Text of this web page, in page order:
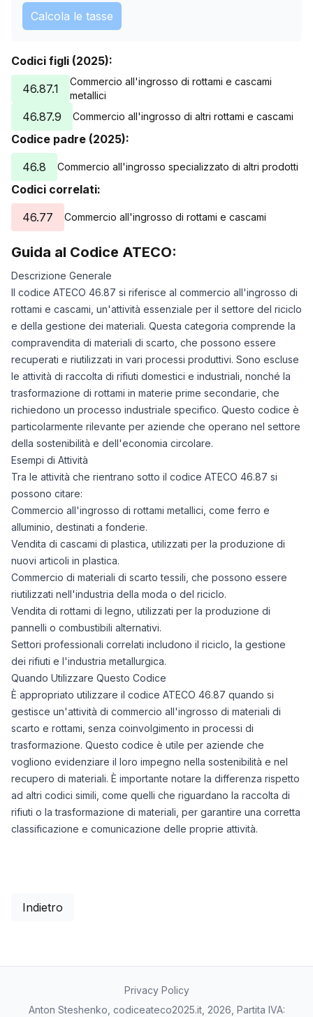
Calcola le tasse
Codici figli (2025):
46.87.1
Commercio all'ingrosso di rottami e cascami
metallici
46.87.9 Commercio all'ingrosso di altri rottami e cascami
Codice padre (2025):
46.8
Commercio all'ingrosso specializzato di altri prodotti
Codici correlati:
46.77
Commercio all'ingrosso di rottami e cascami
Guida al Codice ATECO:
Descrizione Generale
Il codice ATECO 46.87 si riferisce al commercio all'ingrosso di
rottami e cascami, un'attività essenziale per il settore del riciclo
e della gestione dei materiali. Questa categoria comprende la
compravendita di materiali di scarto, che possono essere
recuperati e riutilizzati in vari processi produttivi. Sono escluse
le attività di raccolta di rifiuti domestici e industriali, nonché la
trasformazione di rottami in materie prime secondarie, che
richiedono un processo industriale specifico. Questo codice è
particolarmente rilevante per aziende che operano nel settore
della sostenibilità e dell'economia circolare.
Esempi di Attività
Tra le attività che rientrano sotto il codice ATECO 46.87 si
possono citare:
Commercio all'ingrosso di rottami metallici, come ferro e
alluminio, destinati a fonderie.
Vendita di cascami di plastica, utilizzati per la produzione di
nuovi articoli in plastica.
Commercio di materiali di scarto tessili, che possono essere
riutilizzati nell'industria della moda o del riciclo.
Vendita di rottami di legno, utilizzati per la produzione di
pannelli o combustibili alternativi.
Settori professionali correlati includono il riciclo, la gestione
dei rifiuti e l'industria metallurgica.
Quando Utilizzare Questo Codice
È appropriato utilizzare il codice ATECO 46.87 quando si
gestisce un'attività di commercio all'ingrosso di materiali di
scarto e rottami, senza coinvolgimento in processi di
trasformazione. Questo codice è utile per aziende che
vogliono evidenziare il loro impegno nella sostenibilità e nel
recupero di materiali. È importante notare la differenza rispetto
ad altri codici simili, come quelli che riguardano la raccolta di
rifiuti o la trasformazione di materiali, per garantire una corretta
classificazione e comunicazione delle proprie attività.
Indietro
Privacy Policy
Anton Steshenko, codiceateco2025.it, 2026, Partita IVA: